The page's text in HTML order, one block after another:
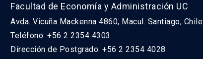
Facultad de Economía y Administración UC
Avda. Vicuña Mackenna 4860, Macul. Santiago, Chile
Teléfono: +56 2 2354 4303
Dirección de Postgrado: +56 2 2354 4028